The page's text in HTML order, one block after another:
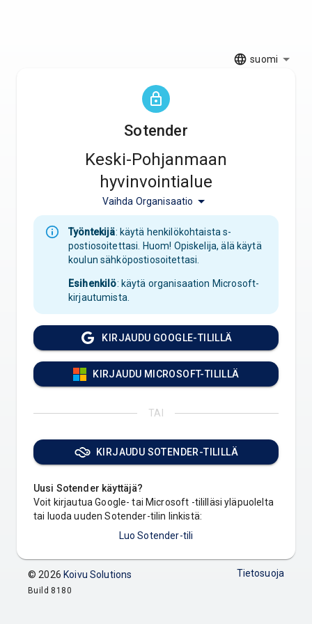
suomi
Sotender
Keski-Pohjanmaan
hyvinvointialue
Vaihda Organisaatio
Työntekijä: käytä henkilökohtaista s-
postiosoitettasi. Huom! Opiskelija, älä käytä
koulun sähköpostiosoitettasi.
Esihenkilö: käytä organisaation Microsoft-
kirjautumista.
KIRJAUDU GOOGLE-TILILLÄ
KIRJAUDU MICROSOFT-TILILLÄ
TAI
KIRJAUDU SOTENDER-TILILLÄ
Uusi Sotender käyttäjä?
Voit kirjautua Google- tai Microsoft -tililläsi yläpuolelta
tai luoda uuden Sotender-tilin linkistä:
Luo Sotender-tili
© 2026 Koivu Solutions Tietosuoja
Build 8180